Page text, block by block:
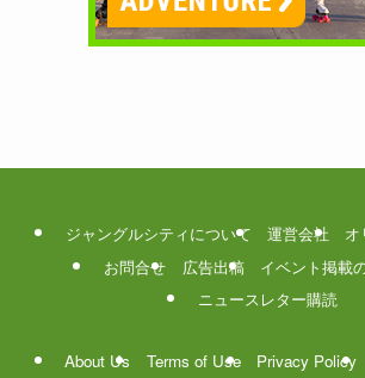
ジャングルシティについて 運営会社
オ
お問合せ
広告出稿
イベント掲載
ニュースレター購読
About Us Terms of Use Privacy Policy